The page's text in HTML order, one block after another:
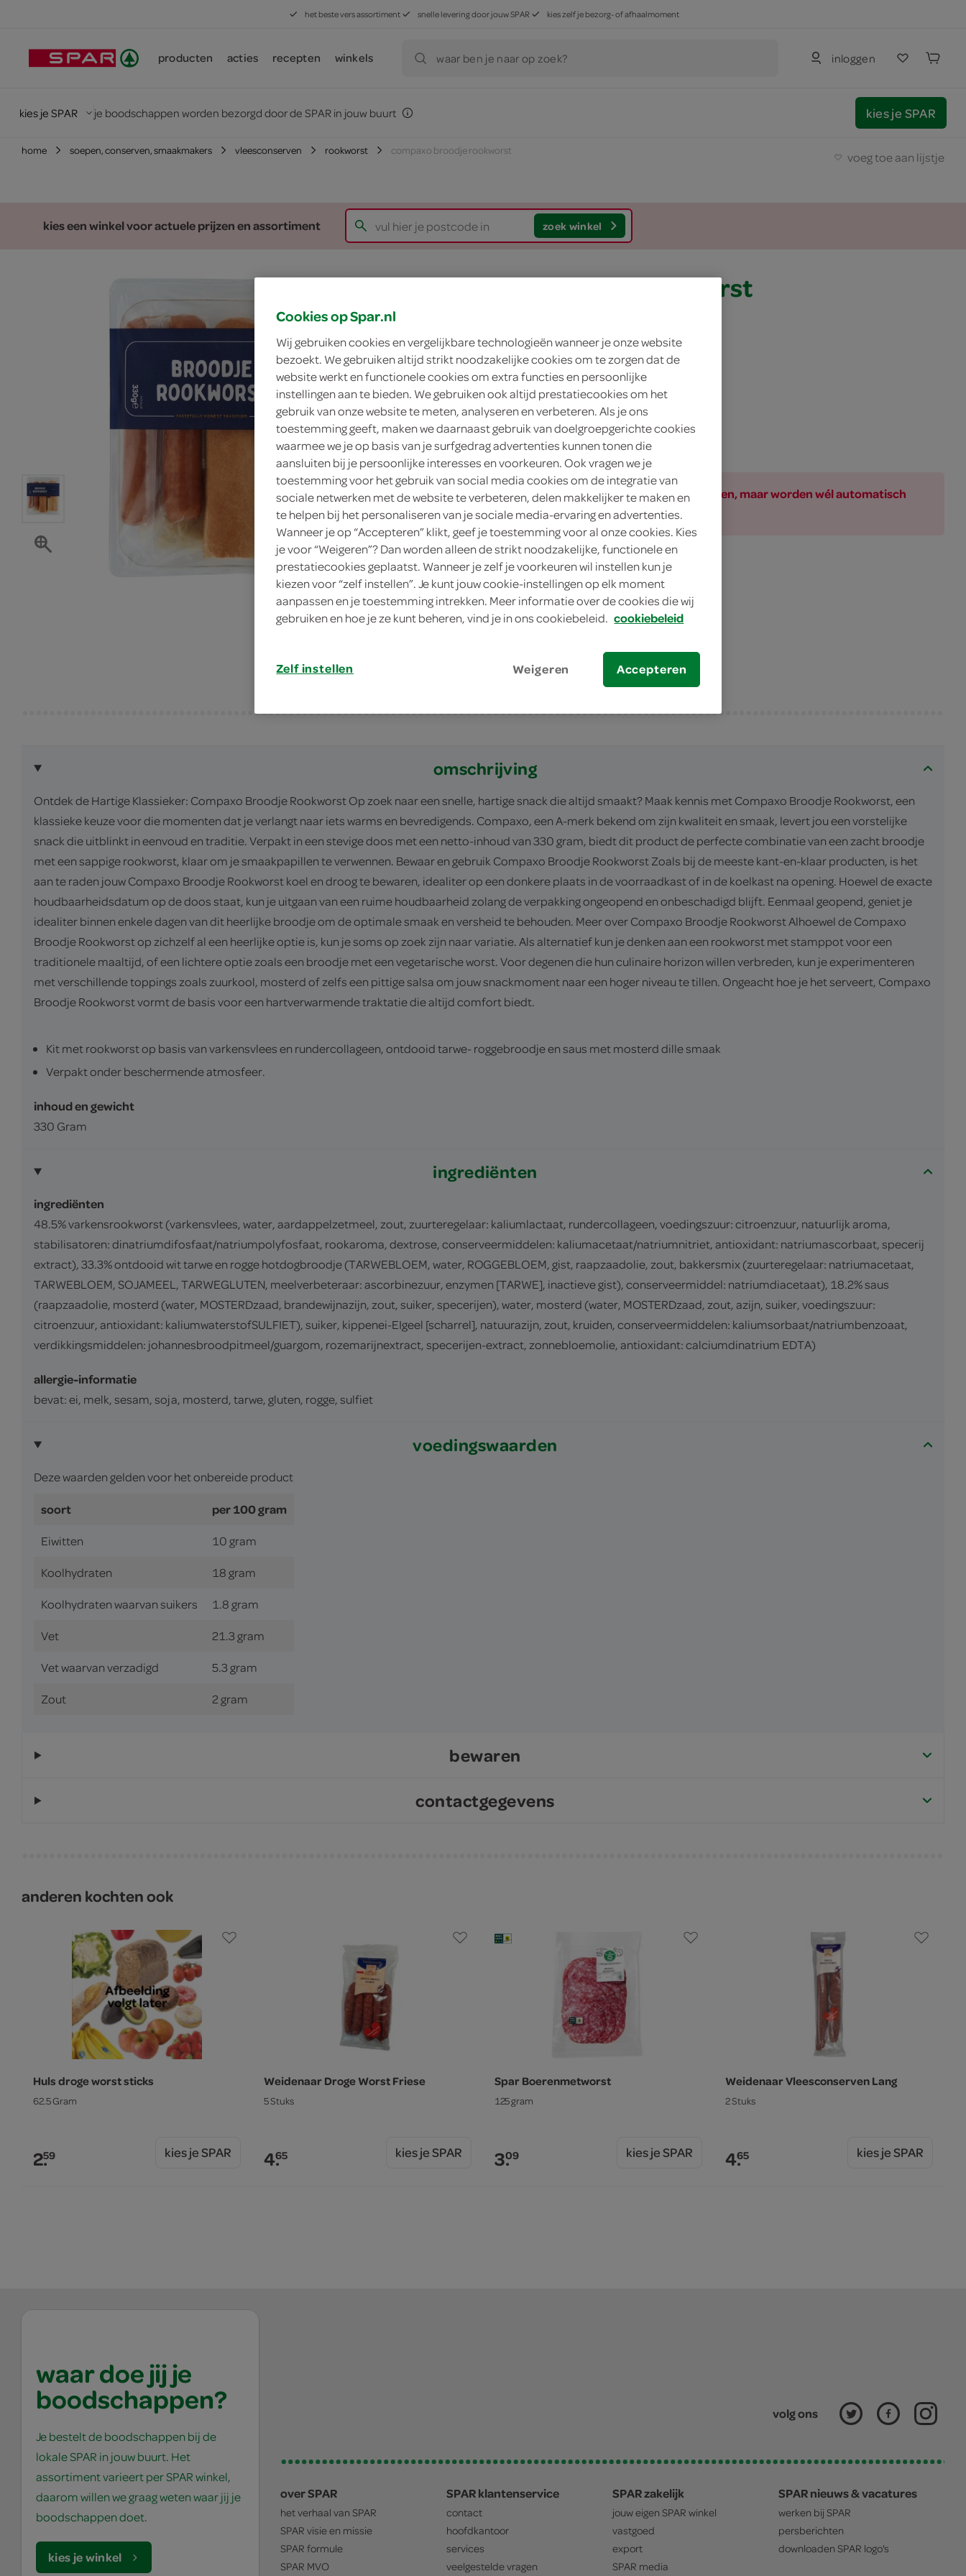
het beste vers assortiment snelle levering door jouw SPAR kies zelf je bezorg- of afhaalmoment
producten acties recepten winkels waar ben je naar op zoek? inloggen
kies je SPAR je boodschappen worden bezorgd door de SPAR in jouw buurt kies je SPAR
home soepen, conserven, smaakmakers vleesconserven rookworst compaxo broodje rookworst voeg toe aan lijstje
kies een winkel voor actuele prijzen en assortiment zoek winkel
Compaxo broodje rookworst
4.
89
330 Gram
in winkelmand
Let op: aanbiedingen zijn niet zichtbaar bij de producten, maar worden wél automatisch
verwerkt in de winkelmand.
Compaxo broodje rookworst: de ultieme snelle maaltijd!
Smaakvolle Compaxo kwaliteit
Perfect voor de lunch
omschrijving
Ontdek de Hartige Klassieker: Compaxo Broodje Rookworst Op zoek naar een snelle, hartige snack die altijd smaakt? Maak kennis met Compaxo Broodje Rookworst, een
klassieke keuze voor die momenten dat je verlangt naar iets warms en bevredigends. Compaxo, een A-merk bekend om zijn kwaliteit en smaak, levert jou een vorstelijke
snack die uitblinkt in eenvoud en traditie. Verpakt in een stevige doos met een netto-inhoud van 330 gram, biedt dit product de perfecte combinatie van een zacht broodje
met een sappige rookworst, klaar om je smaakpapillen te verwennen. Bewaar en gebruik Compaxo Broodje Rookworst Zoals bij de meeste kant-en-klaar producten, is het
aan te raden jouw Compaxo Broodje Rookworst koel en droog te bewaren, idealiter op een donkere plaats in de voorraadkast of in de koelkast na opening. Hoewel de exacte
houdbaarheidsdatum op de doos staat, kun je uitgaan van een ruime houdbaarheid zolang de verpakking ongeopend en onbeschadigd blijft. Eenmaal geopend, geniet je
idealiter binnen enkele dagen van dit heerlijke broodje om de optimale smaak en versheid te behouden. Meer over Compaxo Broodje Rookworst Alhoewel de Compaxo
Broodje Rookworst op zichzelf al een heerlijke optie is, kun je soms op zoek zijn naar variatie. Als alternatief kun je denken aan een rookworst met stamppot voor een
traditionele maaltijd, of een lichtere optie zoals een broodje met een vegetarische worst. Voor degenen die hun culinaire horizon willen verbreden, kun je experimenteren
met verschillende toppings zoals zuurkool, mosterd of zelfs een pittige salsa om jouw snackmoment naar een hoger niveau te tillen. Ongeacht hoe je het serveert, Compaxo
Broodje Rookworst vormt de basis voor een hartverwarmende traktatie die altijd comfort biedt.
Kit met rookworst op basis van varkensvlees en rundercollageen, ontdooid tarwe- roggebroodje en saus met mosterd dille smaak
Verpakt onder beschermende atmosfeer.
inhoud en gewicht
330 Gram
ingrediënten
ingrediënten
48.5% varkensrookworst (varkensvlees, water, aardappelzetmeel, zout, zuurteregelaar: kaliumlactaat, rundercollageen, voedingszuur: citroenzuur, natuurlijk aroma,
stabilisatoren: dinatriumdifosfaat/natriumpolyfosfaat, rookaroma, dextrose, conserveermiddelen: kaliumacetaat/natriumnitriet, antioxidant: natriumascorbaat, specerij
extract), 33.3% ontdooid wit tarwe en rogge hotdogbroodje (TARWEBLOEM, water, ROGGEBLOEM, gist, raapzaadolie, zout, bakkersmix (zuurteregelaar: natriumacetaat,
TARWEBLOEM, SOJAMEEL, TARWEGLUTEN, meelverbeteraar: ascorbinezuur, enzymen [TARWE], inactieve gist), conserveermiddel: natriumdiacetaat), 18.2% saus
(raapzaadolie, mosterd (water, MOSTERDzaad, brandewijnazijn, zout, suiker, specerijen), water, mosterd (water, MOSTERDzaad, zout, azijn, suiker, voedingszuur:
citroenzuur, antioxidant: kaliumwaterstofSULFIET), suiker, kippenei-EIgeel [scharrel], natuurazijn, zout, kruiden, conserveermiddelen: kaliumsorbaat/natriumbenzoaat,
verdikkingsmiddelen: johannesbroodpitmeel/guargom, rozemarijnextract, specerijen-extract, zonnebloemolie, antioxidant: calciumdinatrium EDTA)
allergie-informatie
bevat: ei, melk, sesam, soja, mosterd, tarwe, gluten, rogge, sulfiet
voedingswaarden
Deze waarden gelden voor het onbereide product
soort per 100 gram
Eiwitten 10 gram
Koolhydraten 18 gram
Koolhydraten waarvan suikers 1.8 gram
Vet 21.3 gram
Vet waarvan verzadigd 5.3 gram
Zout 2 gram
bewaren
contactgegevens
anderen kochten ook
Huls droge worst sticks
62.5 Gram
2.59 kies je SPAR
Weidenaar Droge Worst Friese
5 Stuks
4.65 kies je SPAR
Spar Boerenmetworst
125 gram
3.09 kies je SPAR
Weidenaar Vleesconserven Lang
2 Stuks
4.65 kies je SPAR
waar doe jij je
boodschappen?
Je bestelt de boodschappen bij de
lokale SPAR in jouw buurt. Het
assortiment varieert per SPAR winkel,
daarom willen we graag weten waar jij je
boodschappen doet.
kies je winkel
volg ons
over SPAR
het verhaal van SPAR
SPAR visie en missie
SPAR formule
SPAR MVO
SPAR klantenservice
contact
hoofdkantoor
services
veelgestelde vragen
SPAR zakelijk
jouw eigen SPAR winkel
vastgoed
export
SPAR media
SPAR nieuws & vacatures
werken bij SPAR
persberichten
downloaden SPAR logo's
Cookies op Spar.nl
Wij gebruiken cookies en vergelijkbare technologieën wanneer je onze website
bezoekt. We gebruiken altijd strikt noodzakelijke cookies om te zorgen dat de
website werkt en functionele cookies om extra functies en persoonlijke
instellingen aan te bieden. We gebruiken ook altijd prestatiecookies om het
gebruik van onze website te meten, analyseren en verbeteren. Als je ons
toestemming geeft, maken we daarnaast gebruik van doelgroepgerichte cookies
waarmee we je op basis van je surfgedrag advertenties kunnen tonen die
aansluiten bij je persoonlijke interesses en voorkeuren. Ook vragen we je
toestemming voor het gebruik van social media cookies om de integratie van
sociale netwerken met de website te verbeteren, delen makkelijker te maken en
te helpen bij het personaliseren van je sociale media-ervaring en advertenties.
Wanneer je op “Accepteren” klikt, geef je toestemming voor al onze cookies. Kies
je voor “Weigeren”? Dan worden alleen de strikt noodzakelijke, functionele en
prestatiecookies geplaatst. Wanneer je zelf je voorkeuren wil instellen kun je
kiezen voor “zelf instellen”. Je kunt jouw cookie-instellingen op elk moment
aanpassen en je toestemming intrekken. Meer informatie over de cookies die wij
gebruiken en hoe je ze kunt beheren, vind je in ons cookiebeleid. cookiebeleid
Zelf instellen Weigeren Accepteren